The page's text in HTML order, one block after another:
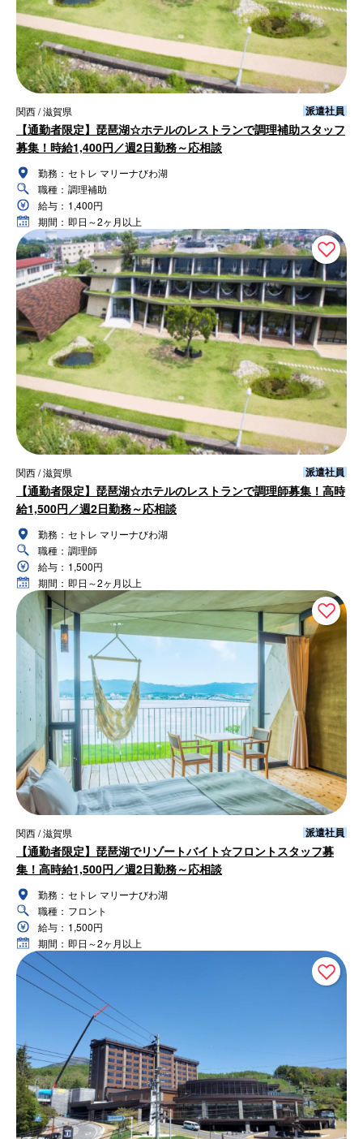
関西 / 滋賀県 派遣社員
【通勤者限定】琵琶湖☆ホテルのレストランで調理補助スタッフ
募集！時給1,400円／週2日勤務～応相談
勤務： セトレ マリーナびわ湖
職種： 調理補助
給与： 1,400円
期間： 即日～2ヶ月以上
関西 / 滋賀県 派遣社員
【通勤者限定】琵琶湖☆ホテルのレストランで調理師募集！高時
給1,500円／週2日勤務～応相談
勤務： セトレ マリーナびわ湖
職種： 調理師
給与： 1,500円
期間： 即日～2ヶ月以上
関西 / 滋賀県 派遣社員
【通勤者限定】琵琶湖でリゾートバイト☆フロントスタッフ募
集！高時給1,500円／週2日勤務～応相談
勤務： セトレ マリーナびわ湖
職種： フロント
給与： 1,500円
期間： 即日～2ヶ月以上